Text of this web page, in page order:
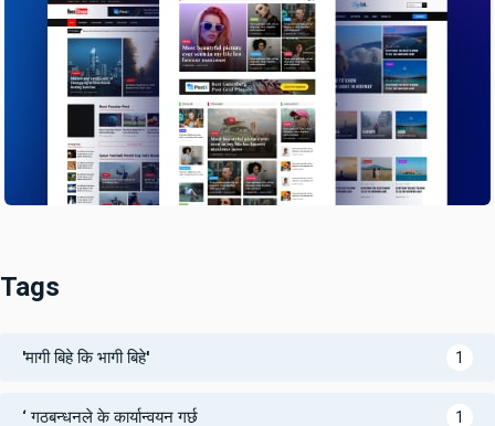
Tags
'मागी बिहे कि भागी बिहे' 1
‘ गठबन्धनले के कार्यान्वयन गर्छ 1